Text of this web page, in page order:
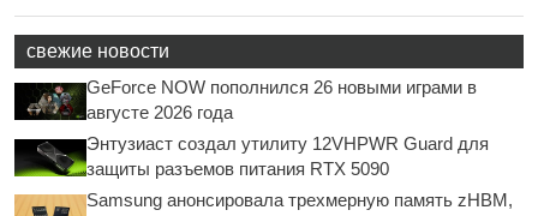
свежие новости
GeForce NOW пополнился 26 новыми играми в
августе 2026 года
Энтузиаст создал утилиту 12VHPWR Guard для
защиты разъемов питания RTX 5090
Samsung анонсировала трехмерную память zHBM,